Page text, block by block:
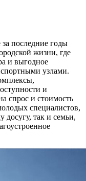
последние годы
жизни, где
и выгодное
узлами.
и
спрос и стоимость
специалистов,
досугу, так и семьи,